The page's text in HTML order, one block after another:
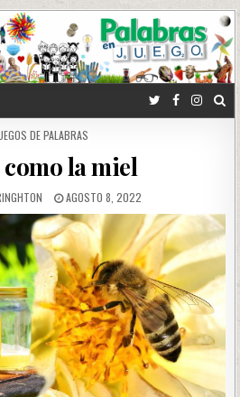
DE PALABRAS
la miel
AGOSTO 8, 2022